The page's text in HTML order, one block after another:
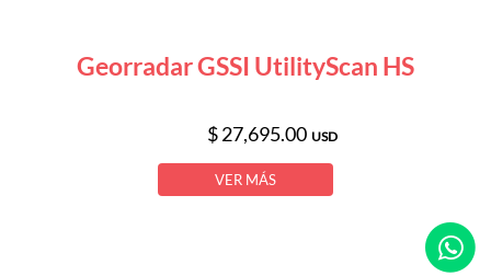
Georradar GSSI UtilityScan HS
$ 27,695.00 USD
VER MÁS